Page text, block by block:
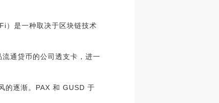
）是一种取决于区块链技术
通贷币的公司透支卡，进一
的逐渐。PAX 和 GUSD 于